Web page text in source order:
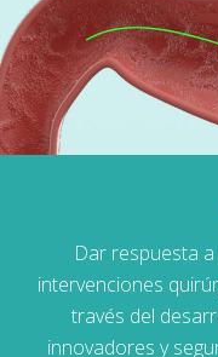
Dar respuesta
intervenciones
través del
innovadores y